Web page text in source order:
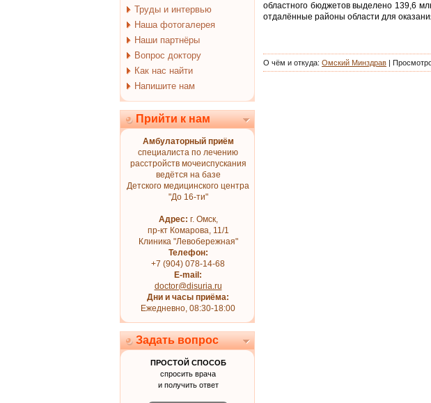
Труды и интервью
Наша фотогалерея
Наши партнёры
Вопрос доктору
Как нас найти
Напишите нам
Прийти к нам
Амбулаторный приём
специалиста по лечению
расстройств мочеиспускания
ведётся на базе
Детского медицинского центра
"До 16-ти"
Адрес: г. Омск,
пр-кт Комарова, 11/1
Клиника "Левобережная"
Телефон:
+7 (904) 078-14-68
E-mail:
doctor@disuria.ru
Дни и часы приёма:
Ежедневно, 08:30-18:00
Задать вопрос
ПРОСТОЙ СПОСОБ
спросить врача
и получить ответ
областного бюджетов выделено 139,6
отдалённые районы области для
О чём и откуда: Омский Минздрав |